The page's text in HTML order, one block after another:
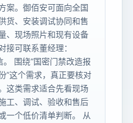
案。御佰安可面向全国
货、安装调试协同和售
、现场照片和现有设备
接可联系董经理：
围绕“国密门禁改造报
”这个需求，真正要核对
这类需求适合先看现场
工、调试、验收和售后
一个低价清单判断。 从